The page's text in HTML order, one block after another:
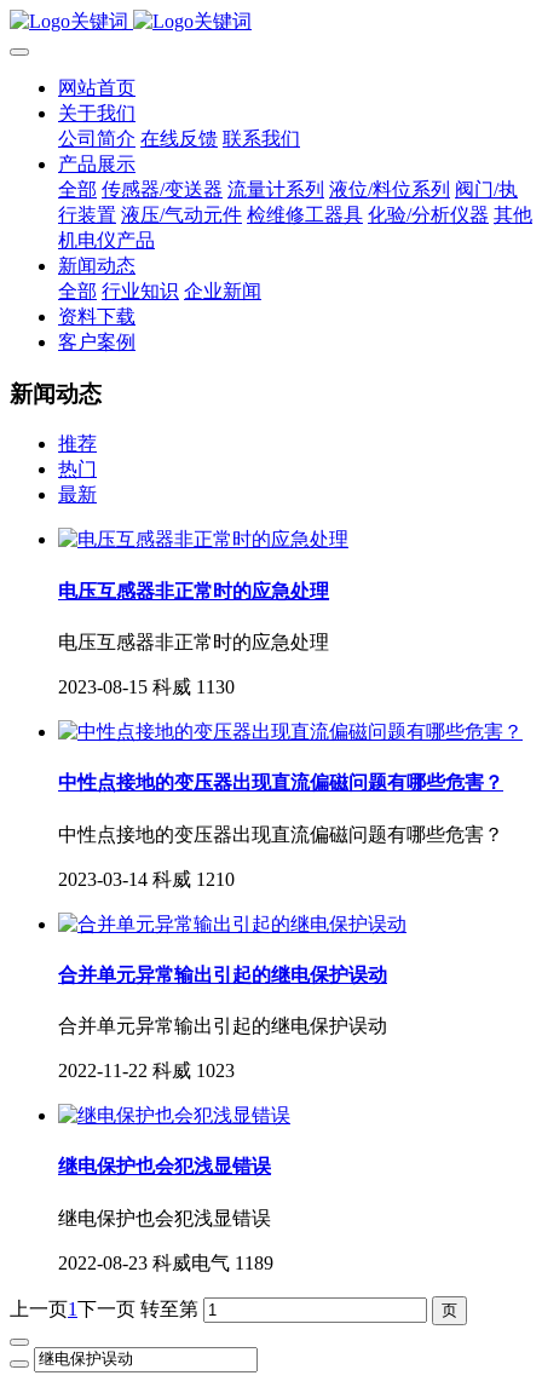
网站首页
关于我们
公司简介 在线反馈 联系我们
产品展示
全部 传感器/变送器 流量计系列 液位/料位系列 阀门/执
行装置 液压/气动元件 检维修工器具 化验/分析仪器 其他
机电仪产品
新闻动态
全部 行业知识 企业新闻
资料下载
客户案例
新闻动态
推荐
热门
最新
电压互感器非正常时的应急处理
电压互感器非正常时的应急处理
2023-08-15 科威 1130
中性点接地的变压器出现直流偏磁问题有哪些危害？
中性点接地的变压器出现直流偏磁问题有哪些危害？
2023-03-14 科威 1210
合并单元异常输出引起的继电保护误动
合并单元异常输出引起的继电保护误动
2022-11-22 科威 1023
继电保护也会犯浅显错误
继电保护也会犯浅显错误
2022-08-23 科威电气 1189
上一页1下一页 转至第